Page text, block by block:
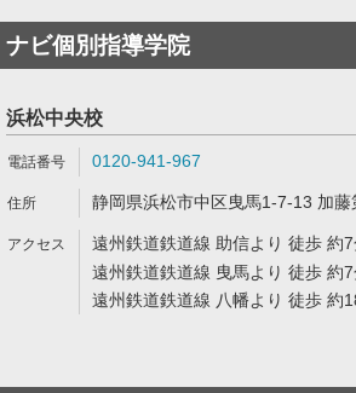
ナビ個別指導学院
浜松中央校
0120-941-967
静岡県浜松市中区曳馬1-7-13 加藤
遠州鉄道鉄道線 助信より 徒歩 約
遠州鉄道鉄道線 曳馬より 徒歩 約
遠州鉄道鉄道線 八幡より 徒歩 約